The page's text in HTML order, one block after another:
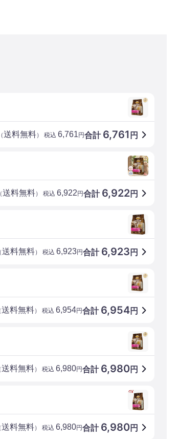
合計 6,761 円
（送料無料） 税込 6,761円
合計 6,922円
（送料無料） 税込 6,922円
合計 6,923 円
（送料無料） 税込 6,923円
合計 6,954円
送料無料） 税込 6,954円
合計 6,980円
送料無料） 税込 6,980円
合計 6,980円
送料無料） 税込 6,980円